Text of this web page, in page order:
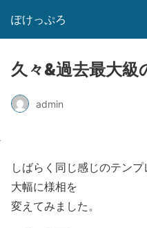
ぽけっぷろ
久々&過去最大級
admin
しばらく同じ感じのテン
大幅に様相を
変えてみました。